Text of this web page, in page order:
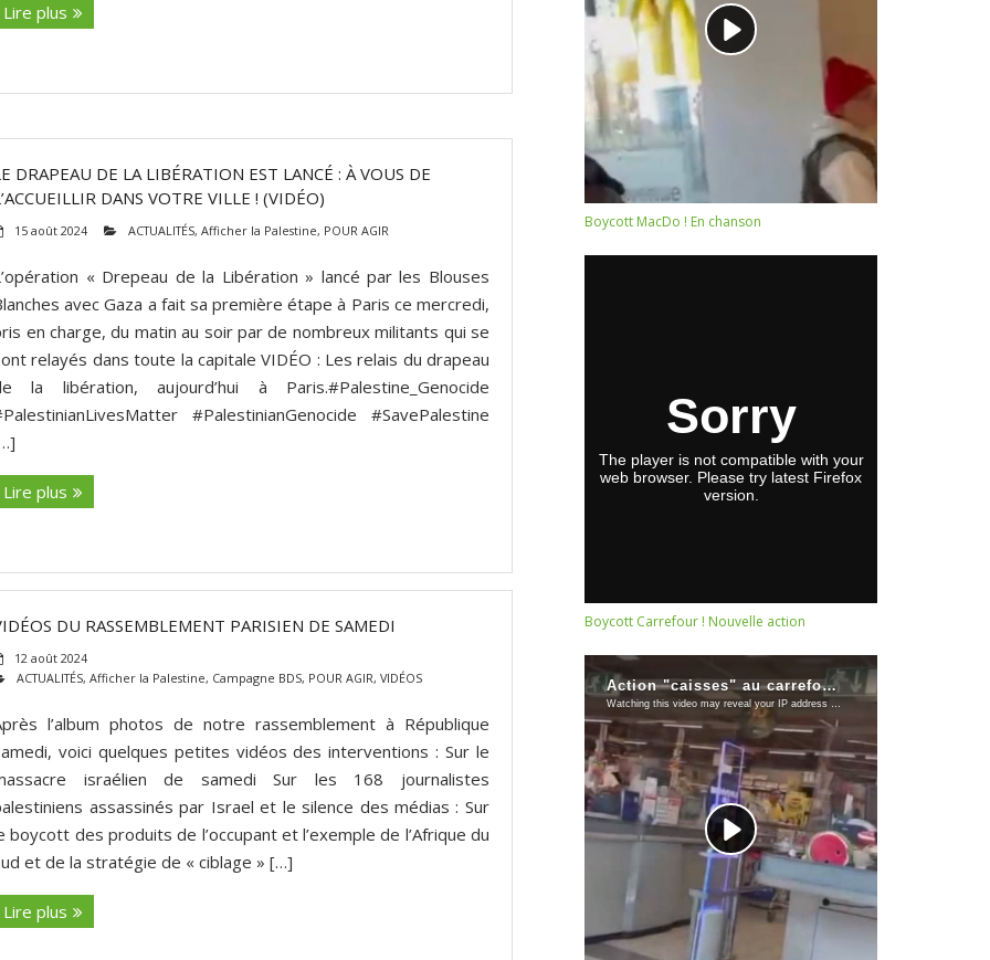
Lire plus
DRAPEAU DE LA LIBÉRATION EST LANCÉ : À VOUS DE
DANS VOTRE VILLE ! (VIDÉO)
15 août 2024 ACTUALITÉS,Afficher la Palestine, POUR AGIR
« Drepeau de la Libération » lancé par les Blouses
avec Gaza a fait sa première étape à Paris ce mercredi,
en charge, du matin au soir par de nombreux militants qui se
relayés dans toute la capitale VIDÉO : Les relais du drapeau
la libération, aujourd’hui à Paris.#Palestine_Genocide
#PalestinianGenocide #SavePalestine
Lire plus
DU RASSEMBLEMENT PARISIEN DE SAMEDI
12 août 2024
ACTUALITÉS,Afficher la Palestine, Campagne BDS, POUR AGIR,VIDÉOS
l’album photos de notre rassemblement à République
voici quelques petites vidéos des interventions : Sur le
israélien de samedi Sur les 168 journalistes
assassinés par Israel et le silence des médias : Sur
boycott des produits de l’occupant et l’exemple de l’Afrique du
et de la stratégie de « ciblage » […]
Lire plus
Boycott MacDo ! En chanson
Boycott Carrefour ! Nouvelle action